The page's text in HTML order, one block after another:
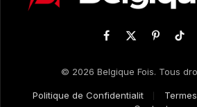
Facebook
X
Pinterest
© 2026 Belgique Fois. Tous
Politique de Confidentialit